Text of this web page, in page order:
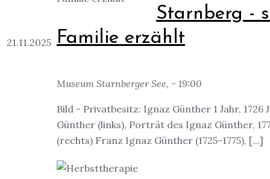
21.11.2025
Starnberg -
Familie erzählt
Museum Starnberger See, - 19:00
Bild - Privatbesitz: Ignaz Günther 1 Jahr, 1726
Günther (links), Porträt des Ignaz Günther,
(rechts) Franz Ignaz Günther (1725-1775), [...]